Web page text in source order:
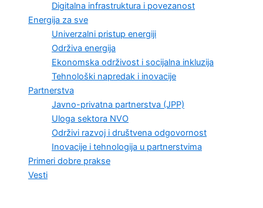
Digitalna infrastruktura i povezanost
Energija za sve
Univerzalni pristup energiji
Održiva energija
Ekonomska održivost i socijalna inkluzija
Tehnološki napredak i inovacije
Partnerstva
Javno-privatna partnerstva (JPP)
Uloga sektora NVO
Održivi razvoj i društvena odgovornost
Inovacije i tehnologija u partnerstvima
Primeri dobre prakse
Vesti